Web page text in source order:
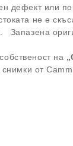
дефект или
не е
на „
от